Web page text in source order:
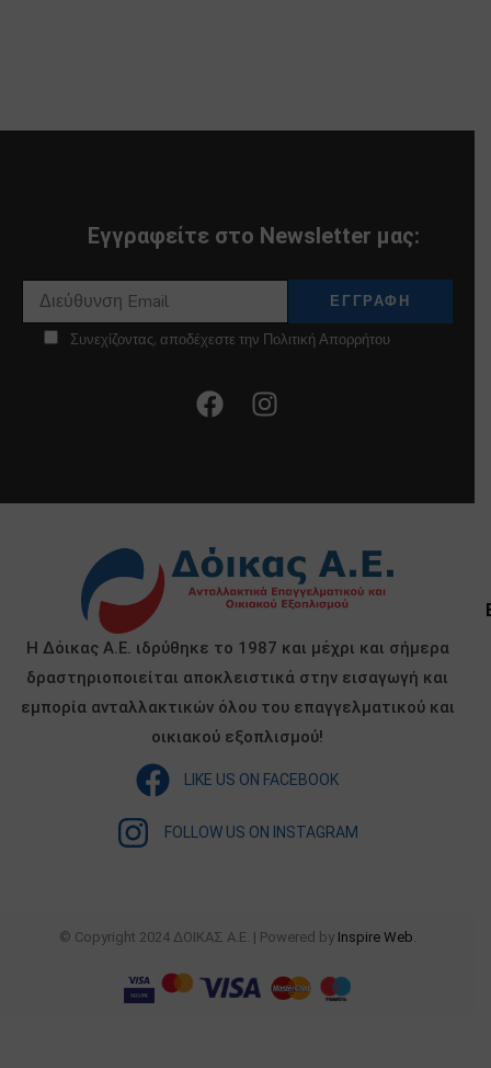
Εγγραφείτε στο Newsletter μας:
Συνεχίζοντας, αποδέχεστε την Πολιτική Απορρήτου
Η Δόικας Α.Ε. ιδρύθηκε το 1987 και μέχρι και σήμερα
δραστηριοποιείται αποκλειστικά στην εισαγωγή και
εμπορία ανταλλακτικών όλου του επαγγελματικού και
οικιακού εξοπλισμού!
LIKE US ON FACEBOOK
FOLLOW US ON INSTAGRAM
© Copyright 2024 ΔΟΙΚΑΣ Α.Ε. | Powered by Inspire Web.